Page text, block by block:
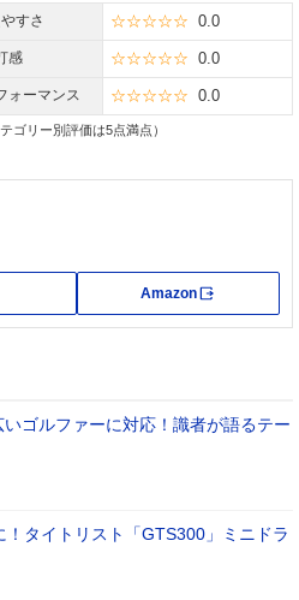
すさ ☆☆☆☆☆ 0.0
感 ☆☆☆☆☆ 0.0
ォーマンス ☆☆☆☆☆ 0.0
ゴリー別評価は5点満点）
Amazon
ゴルファーに対応！識者が語るテー
！タイトリスト「GTS300」ミニドラ